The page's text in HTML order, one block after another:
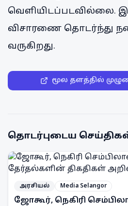
வெளியிடப்படவில்லை.
விசாரணை தொடர்ந்து
வருகிறது.
மூல தளத்தில்
தொடர்புடைய
அரசியல் Media Selangor
ஜோகூர், நெகிரி